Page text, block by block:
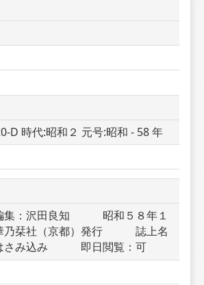
D 時代:昭和２ 元号:昭和 - 58 年
集：沢田良知　　　昭和５８年１
乃栞社（京都）発行　　　誌上名
み込み　　　即日閲覧：可